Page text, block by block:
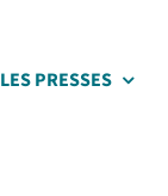
LES PRESSES